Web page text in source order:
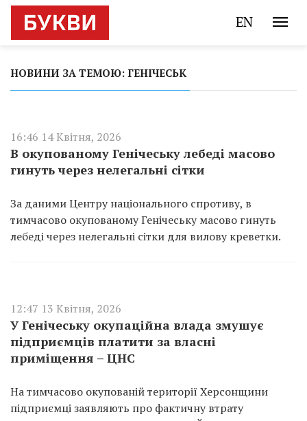
EN
НОВИНИ ЗА ТЕМОЮ: ГЕНІЧЕСЬК
16:46 14 Квітня, 2026
В окупованому Генічеську лебеді масово
гинуть через нелегальні сітки
За даними Центру національного спротиву, в
тимчасово окупованому Генічеську масово гинуть
лебеді через нелегальні сітки для вилову креветки.
12:47 13 Квітня, 2026
У Генічеську окупаційна влада змушує
підприємців платити за власні
приміщення – ЦНС
На тимчасово окупованій території Херсонщини
підприємці заявляють про фактичну втрату